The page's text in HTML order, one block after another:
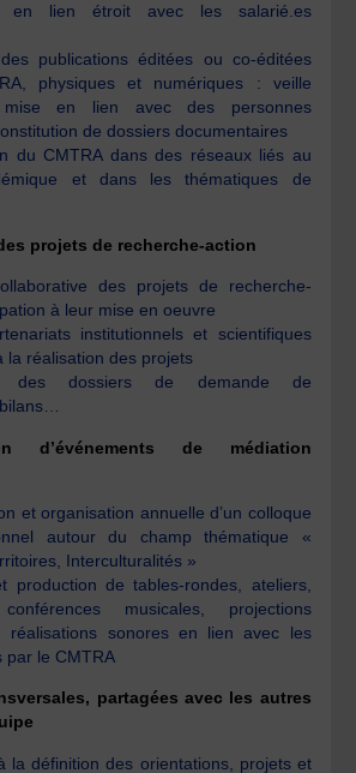
en lien étroit avec les salarié.es
publications éditées ou co-éditées
physiques et numériques : veille
mise en lien avec des personnes
de dossiers documentaires
du CMTRA dans des réseaux liés au
et dans les thématiques de
projets de recherche-action
des projets de recherche-
à leur mise en oeuvre
institutionnels et scientifiques
la réalisation des projets
des dossiers de demande de
d’événements de médiation
et organisation annuelle d’un colloque
autour du champ thématique «
Interculturalités »
production de tables-rondes, ateliers,
musicales, projections
réalisations sonores en lien avec les
par le CMTRA
partagées avec les autres
la définition des orientations, projets et